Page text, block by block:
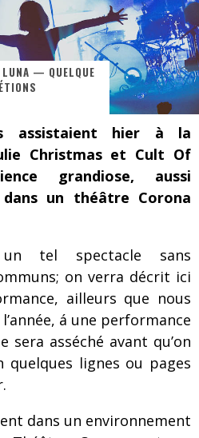
Les danseurs étoiles parasitent ton ciel
Jeff Martin au Corona de Montréal
La compil’ Zoo de Slam Disques est de retour
Death Note Silence - Collide and Collapse
Muse au Centre Vidéotron de Québec
— QUELQUE
assistaient hier à la
Christmas et Cult Of
grandiose, aussi
dans un théâtre Corona
un tel spectacle sans
on verra décrit ici
ailleurs que nous
á une performance
sera asséché avant qu’on
lignes ou pages
dans un environnement